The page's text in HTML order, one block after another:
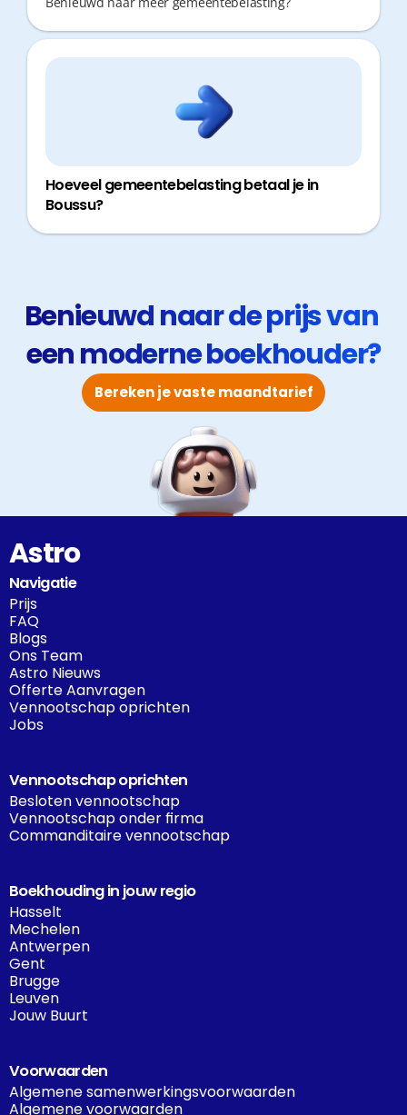
Hoeveel gemeentebelasting betaal je in
Boussu?
Benieuwd naar de prijs van
een moderne boekhouder?
Bereken je vaste maandtarief
Astro
Navigatie
Prijs
FAQ
Blogs
Ons Team
Astro Nieuws
Offerte Aanvragen
Vennootschap oprichten
Jobs
Vennootschap oprichten
Besloten vennootschap
Vennootschap onder firma
Commanditaire vennootschap
Boekhouding in jouw regio
Hasselt
Mechelen
Antwerpen
Gent
Brugge
Leuven
Jouw Buurt
Voorwaarden
Algemene samenwerkingsvoorwaarden
Algemene voorwaarden